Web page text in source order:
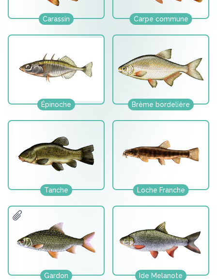
Carassin Carpe commune
Épinoche Brème bordelière
Tanche Loche Franche
Gardon Ide Melanote